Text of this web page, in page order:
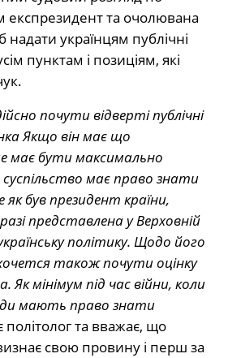
та очолювана
українцям публічні
пунктам і позиціям, які
почути відверті публічні
Якщо він має що
має бути максимально
суспільство має право знати
як був президент країни,
представлена у Верховній
політику. Щодо його
також почути оцінку
Як мінімум під час війни, коли
мають право знати
політолог та вважає, що
свою провину і перш за